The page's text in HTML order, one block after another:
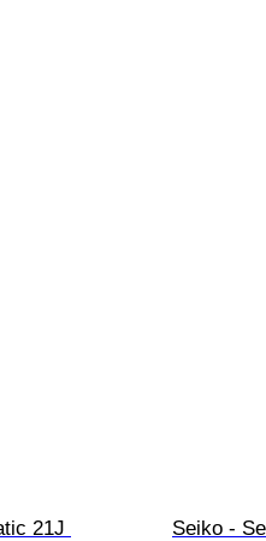
21J
Seiko -